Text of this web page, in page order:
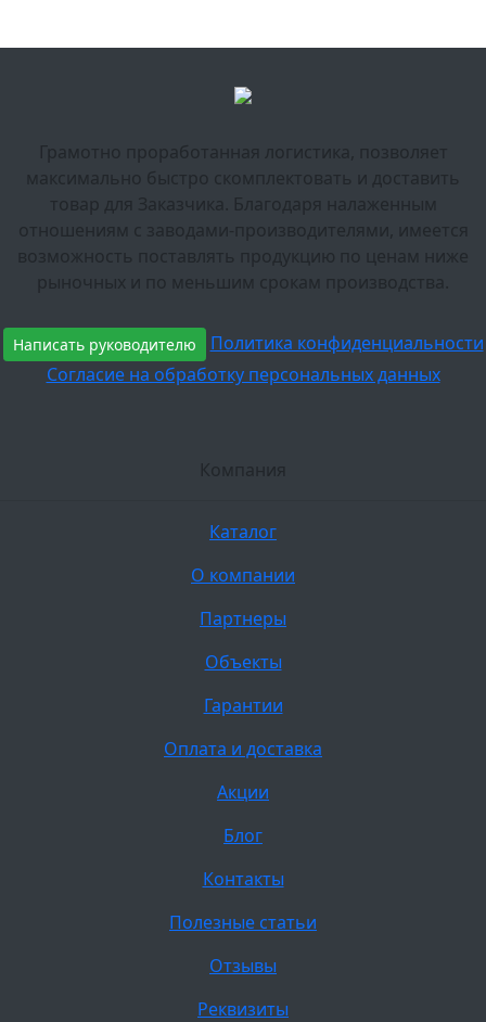
Грамотно проработанная логистика, позволяет
максимально быстро скомплектовать и доставить
товар для Заказчика. Благодаря налаженным
отношениям с заводами-производителями, имеется
возможность поставлять продукцию по ценам ниже
рыночных и по меньшим срокам производства.
Написать руководителю
Политика конфиденциальности
Согласие на обработку персональных данных
Компания
Каталог
О компании
Партнеры
Объекты
Гарантии
Оплата и доставка
Акции
Блог
Контакты
Полезные статьи
Отзывы
Реквизиты